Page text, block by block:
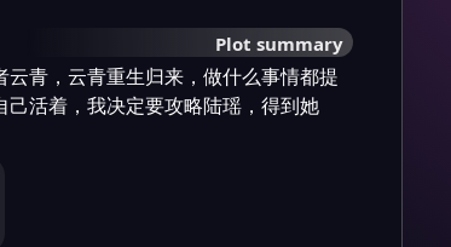
Plot summary
青，云青重生归来，做什么事情都提
活着，我决定要攻略陆瑶，得到她